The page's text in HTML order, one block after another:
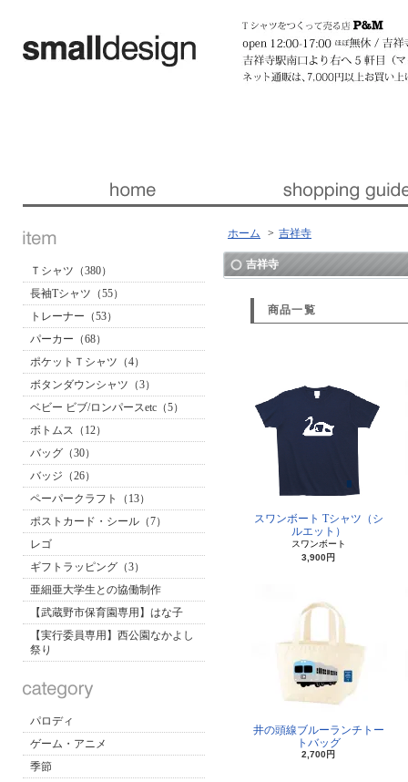
Ｔシャツ（380）
長袖Tシャツ（55）
トレーナー（53）
パーカー（68）
ポケットＴシャツ（4）
ボタンダウンシャツ（3）
ベビー ビブ/ロンパースetc（5）
ボトムス（12）
バッグ（30）
バッジ（26）
ペーパークラフト（13）
ポストカード・シール（7）
レゴ
ギフトラッピング（3）
亜細亜大学生との協働制作
【武蔵野市保育園専用】はな子
【実行委員専用】西公園なかよし
祭り
パロディ
ゲーム・アニメ
季節
ホーム > 吉祥寺
吉祥寺
商品一覧
スワンボート Tシャツ（シ
ルエット）
スワンボート
3,900円
井の頭線ブルーランチトー
トバッグ
2,700円